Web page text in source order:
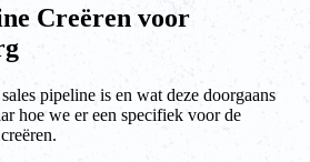
Creëren voor
pipeline is en wat deze doorgaans
hoe we er een specifiek voor de